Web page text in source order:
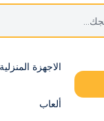
الاجهزة المنزلية
ألعاب